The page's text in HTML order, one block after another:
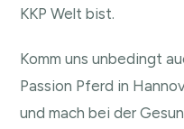
KKP Welt bist.
Komm uns unbedingt
Passion Pferd in
und mach bei der